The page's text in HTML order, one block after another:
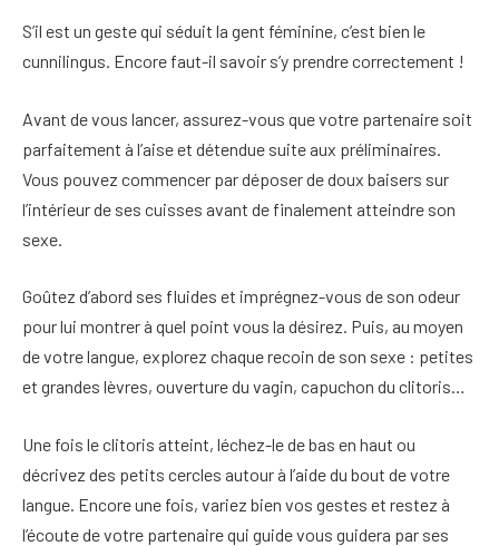
S’il est un geste qui séduit la gent féminine, c’est bien le
cunnilingus. Encore faut-il savoir s’y prendre correctement !
Avant de vous lancer, assurez-vous que votre partenaire soit
parfaitement à l’aise et détendue suite aux préliminaires.
Vous pouvez commencer par déposer de doux baisers sur
l’intérieur de ses cuisses avant de finalement atteindre son
sexe.
Goûtez d’abord ses fluides et imprégnez-vous de son odeur
pour lui montrer à quel point vous la désirez. Puis, au moyen
de votre langue, explorez chaque recoin de son sexe : petites
et grandes lèvres, ouverture du vagin, capuchon du clitoris…
Une fois le clitoris atteint, léchez-le de bas en haut ou
décrivez des petits cercles autour à l’aide du bout de votre
langue. Encore une fois, variez bien vos gestes et restez à
l’écoute de votre partenaire qui guide vous guidera par ses